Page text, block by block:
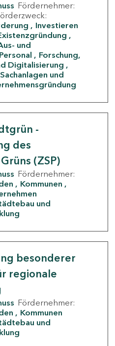
Fördernehmer:
Investieren
und
Forschung,
Digitalisierung
und
-
des
(ZSP)
Fördernehmer:
Kommunen
und
besonderer
regionale
Fördernehmer:
Kommunen
und